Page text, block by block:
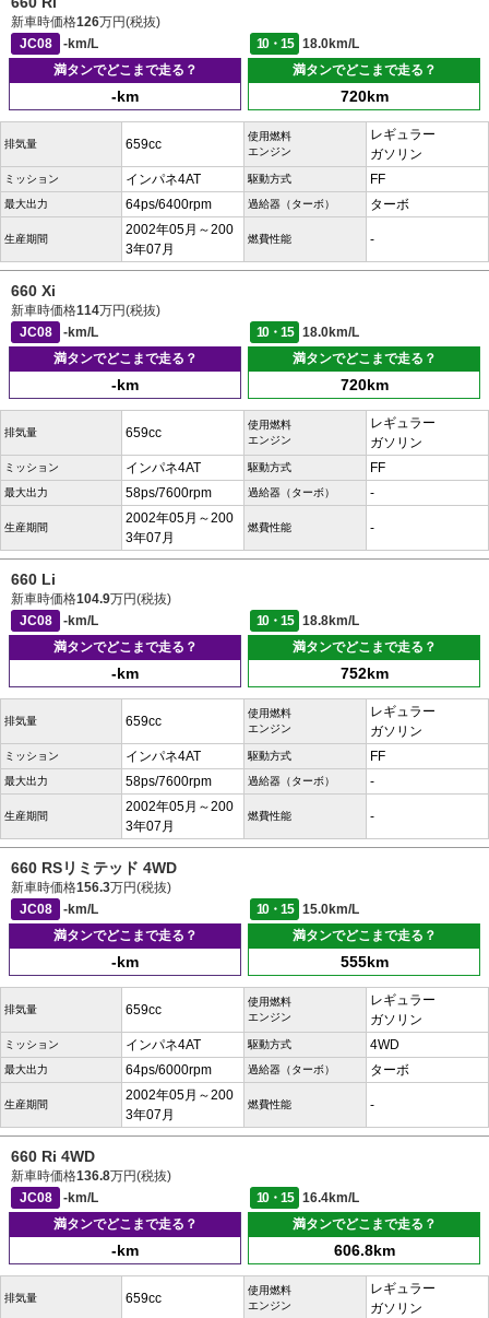
新車時価格126万円(税抜)
JC08
-km/L 10・15
18.0km/L
満タンでどこまで走る？
-km
満タンでどこまで走る？
720km
排気量 659cc
使用燃料
エンジン
レギュラー
ガソリン
ミッション インパネ4AT 駆動方式 FF
最大出力 64ps/6400rpm 過給器（ターボ） ターボ
生産期間
2002年05月～200
3年07月
燃費性能 -
660 Xi
新車時価格114万円(税抜)
JC08
-km/L 10・15
18.0km/L
満タンでどこまで走る？
-km
満タンでどこまで走る？
720km
排気量 659cc
使用燃料
エンジン
レギュラー
ガソリン
ミッション インパネ4AT 駆動方式 FF
最大出力 58ps/7600rpm 過給器（ターボ） -
生産期間
2002年05月～200
3年07月
燃費性能 -
660 Li
新車時価格104.9万円(税抜)
JC08
-km/L 10・15
18.8km/L
満タンでどこまで走る？
-km
満タンでどこまで走る？
752km
排気量 659cc
使用燃料
エンジン
レギュラー
ガソリン
ミッション インパネ4AT 駆動方式 FF
最大出力 58ps/7600rpm 過給器（ターボ） -
生産期間
2002年05月～200
3年07月
燃費性能 -
660 RSリミテッド 4WD
新車時価格156.3万円(税抜)
JC08
-km/L 10・15
15.0km/L
満タンでどこまで走る？
-km
満タンでどこまで走る？
555km
排気量 659cc
使用燃料
エンジン
レギュラー
ガソリン
ミッション インパネ4AT 駆動方式 4WD
最大出力 64ps/6000rpm 過給器（ターボ） ターボ
生産期間
2002年05月～200
3年07月
燃費性能 -
660 Ri 4WD
新車時価格136.8万円(税抜)
JC08
-km/L 10・15
16.4km/L
満タンでどこまで走る？
-km
満タンでどこまで走る？
606.8km
排気量 659cc
使用燃料
エンジン
レギュラー
ガソリン